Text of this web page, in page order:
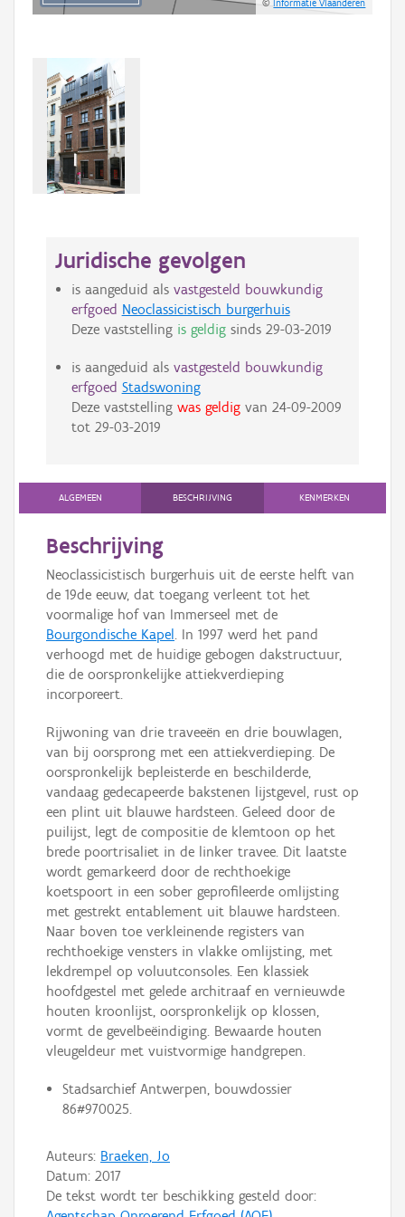
©Informatie Vlaanderen
Juridische gevolgen
is aangeduid als vastgesteld bouwkundig
erfgoed Neoclassicistisch burgerhuis
Deze vaststelling is geldigsinds 29-03-2019
is aangeduid als vastgesteld bouwkundig
erfgoed Stadswoning
Deze vaststelling was geldigvan 24-09-2009
tot 29-03-2019
ALGEMEEN BESCHRIJVING KENMERKEN
Beschrijving
Neoclassicistisch burgerhuis uit de eerste helft van
de 19de eeuw, dat toegang verleent tot het
voormalige hof van Immerseel met de
Bourgondische Kapel . In 1997 werd het pand
verhoogd met de huidige gebogen dakstructuur,
die de oorspronkelijke attiekverdieping
incorporeert.
Rijwoning van drie traveeën en drie bouwlagen,
van bij oorsprong met een attiekverdieping. De
oorspronkelijk bepleisterde en beschilderde,
vandaag gedecapeerde bakstenen lijstgevel, rust op
een plint uit blauwe hardsteen. Geleed door de
puilijst, legt de compositie de klemtoon op het
brede poortrisaliet in de linker travee. Dit laatste
wordt gemarkeerd door de rechthoekige
koetspoort in een sober geprofileerde omlijsting
met gestrekt entablement uit blauwe hardsteen.
Naar boven toe verkleinende registers van
rechthoekige vensters in vlakke omlijsting, met
lekdrempel op voluutconsoles. Een klassiek
hoofdgestel met gelede architraaf en vernieuwde
houten kroonlijst, oorspronkelijk op klossen,
vormt de gevelbeëindiging. Bewaarde houten
vleugeldeur met vuistvormige handgrepen.
Stadsarchief Antwerpen, bouwdossier
86#970025.
Auteurs: Braeken, Jo
Datum: 2017
De tekst wordt ter beschikking gesteld door: